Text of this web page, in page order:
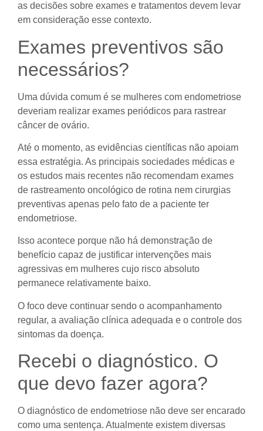
as decisões sobre exames e tratamentos devem levar
em consideração esse contexto.
Exames preventivos são
necessários?
Uma dúvida comum é se mulheres com endometriose
deveriam realizar exames periódicos para rastrear
câncer de ovário.
Até o momento, as evidências científicas não apoiam
essa estratégia. As principais sociedades médicas e
os estudos mais recentes não recomendam exames
de rastreamento oncológico de rotina nem cirurgias
preventivas apenas pelo fato de a paciente ter
endometriose.
Isso acontece porque não há demonstração de
benefício capaz de justificar intervenções mais
agressivas em mulheres cujo risco absoluto
permanece relativamente baixo.
O foco deve continuar sendo o acompanhamento
regular, a avaliação clínica adequada e o controle dos
sintomas da doença.
Recebi o diagnóstico. O
que devo fazer agora?
O diagnóstico de endometriose não deve ser encarado
como uma sentença. Atualmente existem diversas